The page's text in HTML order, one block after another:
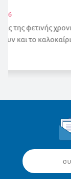
Γιορτάζουμε